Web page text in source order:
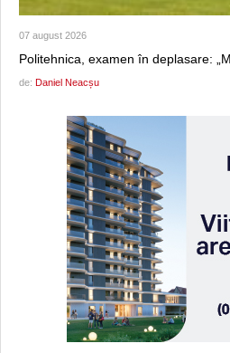
07 august 2026
Politehnica, examen în deplasare:
de: Daniel Neacșu